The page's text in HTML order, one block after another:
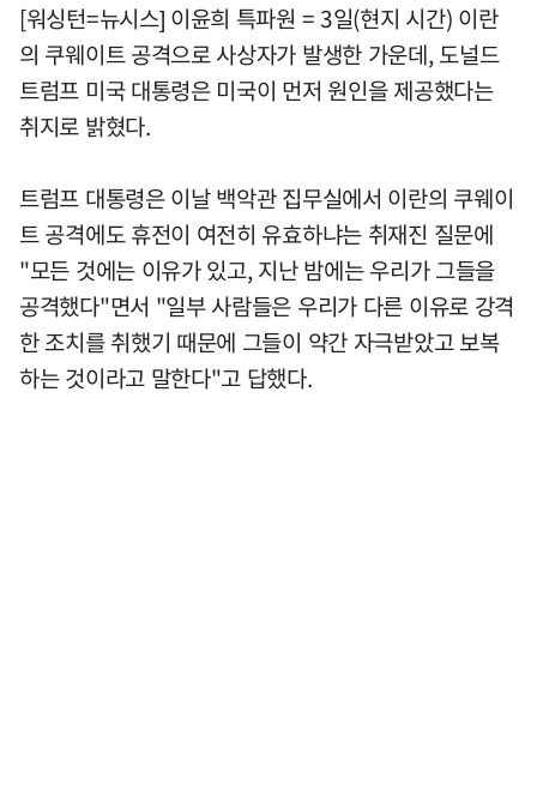
[워싱턴=뉴시스] 이윤희 특파원 = 3일(현지 시간) 이란
의 쿠웨이트 공격으로 사상자가 발생한 가운데, 도널드
트럼프 미국 대통령은 미국이 먼저 원인을 제공했다는
취지로 밝혔다.
트럼프 대통령은 이날 백악관 집무실에서 이란의 쿠웨이
트 공격에도 휴전이 여전히 유효하냐는 취재진 질문에
"모든 것에는 이유가 있고, 지난 밤에는 우리가 그들을
공격했다"면서 "일부 사람들은 우리가 다른 이유로 강격
한 조치를 취했기 때문에 그들이 약간 자극받았고 보복
하는 것이라고 말한다"고 답했다.